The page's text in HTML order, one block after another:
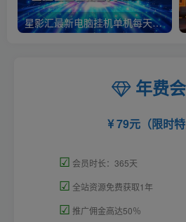
星影汇最新电脑挂机单机每天300+团队管道收益轻松日入1000+
年费
79元（限时特
☑ 会员时长：365天
☑ 全站资源免费获取1年
☑ 推广佣金高达50％